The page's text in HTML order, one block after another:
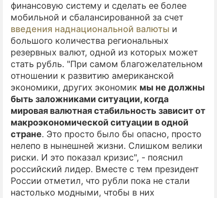
финансовую систему и сделать ее более
мобильной и сбалансированной за счет
введения наднациональной валюты и
большого количества региональных
резервных валют, одной из которых может
стать рубль. "При самом благожелательном
отношении к развитию американской
экономики, других экономик мы не должны
быть заложниками ситуации, когда
мировая валютная стабильность зависит от
макроэкономической ситуации в одной
стране. Это просто было бы опасно, просто
нелепо в нынешней жизни. Слишком велики
риски. И это показал кризис", - пояснил
российский лидер. Вместе с тем президент
России отметил, что рубли пока не стали
настолько модными, чтобы в них